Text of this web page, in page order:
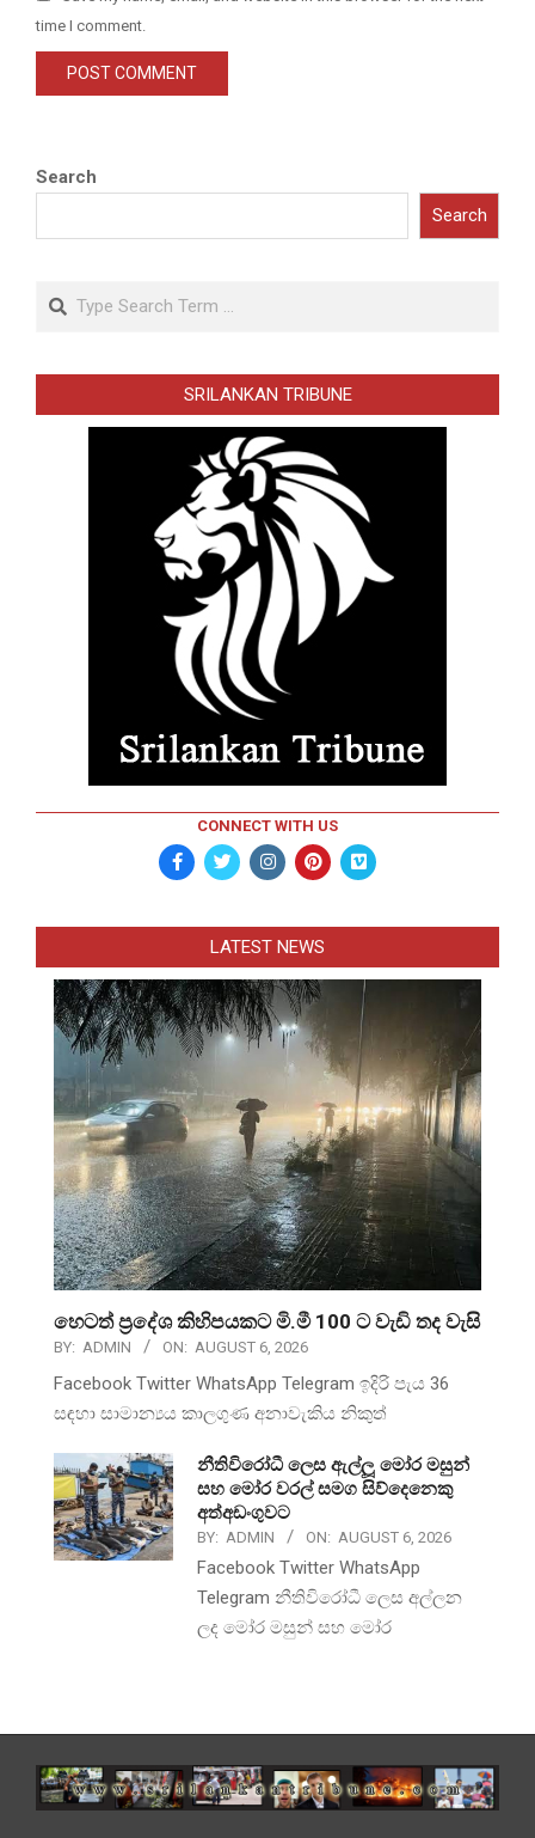
time I comment.
Search
Search
Search
SRILANKAN TRIBUNE
CONNECT WITH US
LATEST NEWS
හෙටත් ප්‍රදේශ කිහිපයකට මි.මී 100 ට වැඩි තද වැසි
BY: ADMIN ON: AUGUST 6, 2026
Facebook Twitter WhatsApp Telegram ඉදිරි පැය 36
සඳහා සාමාන්‍යය කාලගුණ අනාවැකිය නිකුත්
නීතිවිරෝධී ලෙස ඇල්ලූ මෝර මසුන්
සහ මෝර වරල් සමග සිව්දෙනෙකු
අත්අඩංගුවට
BY: ADMIN ON: AUGUST 6, 2026
Facebook Twitter WhatsApp
Telegram නීතිවිරෝධී ලෙස අල්ලන
ලද මෝර මසුන් සහ මෝර